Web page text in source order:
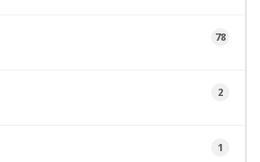
78
2
1